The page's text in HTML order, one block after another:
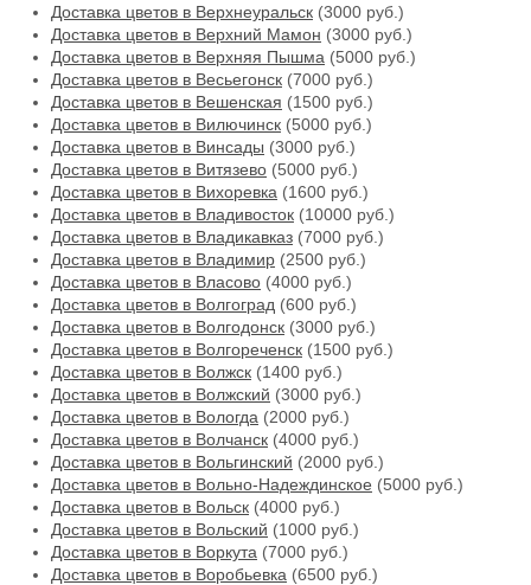
Доставка цветов в Верхнеуральск (3000 руб.)
Доставка цветов в Верхний Мамон (3000 руб.)
Доставка цветов в Верхняя Пышма (5000 руб.)
Доставка цветов в Весьегонск (7000 руб.)
Доставка цветов в Вешенская (1500 руб.)
Доставка цветов в Вилючинск (5000 руб.)
Доставка цветов в Винсады (3000 руб.)
Доставка цветов в Витязево (5000 руб.)
Доставка цветов в Вихоревка (1600 руб.)
Доставка цветов в Владивосток (10000 руб.)
Доставка цветов в Владикавказ (7000 руб.)
Доставка цветов в Владимир (2500 руб.)
Доставка цветов в Власово (4000 руб.)
Доставка цветов в Волгоград (600 руб.)
Доставка цветов в Волгодонск (3000 руб.)
Доставка цветов в Волгореченск (1500 руб.)
Доставка цветов в Волжск (1400 руб.)
Доставка цветов в Волжский (3000 руб.)
Доставка цветов в Вологда (2000 руб.)
Доставка цветов в Волчанск (4000 руб.)
Доставка цветов в Вольгинский (2000 руб.)
Доставка цветов в Вольно-Надеждинское (5000 руб.)
Доставка цветов в Вольск (4000 руб.)
Доставка цветов в Вольский (1000 руб.)
Доставка цветов в Воркута (7000 руб.)
Доставка цветов в Воробьевка (6500 руб.)